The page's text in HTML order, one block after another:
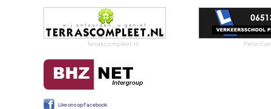
Terrascompleet.nl Peter
Like ons op Facebook